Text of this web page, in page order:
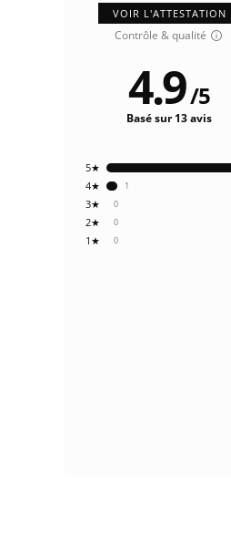
VOIR L'ATTESTATION
Contrôle & qualité
0
1★
0
2★
0
3★
1
4★
5★
4.9/5
Basé sur 13 avis